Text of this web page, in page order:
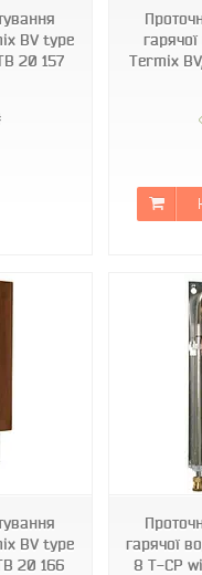
BV type
20 157
Termix
BV type
20 166
гарячої
8 T-CP